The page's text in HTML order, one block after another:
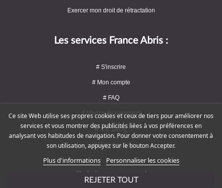
Exercer mon droit de rétractation
Les services France Abris :
# S'inscrire
# Mon compte
# FAQ
# Modes de paiement
# Le blog
# Plan du site
Rejoignez-nous !
Ce site Web utilise ses propres cookies et ceux de tiers pour améliorer nos
services et vous montrer des publicités liées à vos préférences en
analysant vos habitudes de navigation. Pour donner votre consentement à
son utilisation, appuyez sur le bouton Accepter.
Plus d'informations Personnaliser les cookies
REJETER TOUT